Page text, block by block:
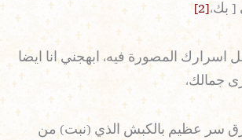
[ بك،[2]
اسرارك المصورة فيه، ابهجني انا ايضا
جمالك،
سر عظيم بالكبش الذي (نبت) من